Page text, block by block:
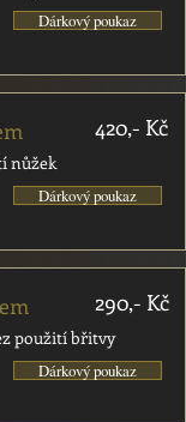
Dárkový poukaz
420,- Kč
nůžek
Dárkový poukaz
290,- Kč
použití břitvy
Dárkový poukaz